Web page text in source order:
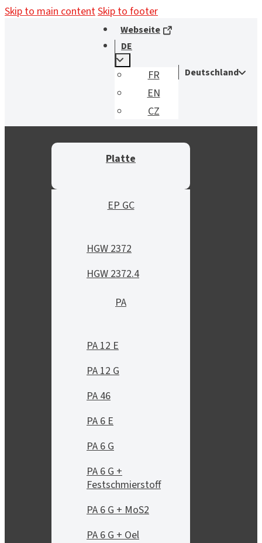
Skip to main contentSkip to footer
Webseite
DE
FR
EN
CZ
Deutschland
Platte
EP GC
HGW 2372
HGW 2372.4
PA
PA 12 E
PA 12 G
PA 46
PA 6 E
PA 6 G
PA 6 G +
Festschmierstoff
PA 6 G + MoS2
PA 6 G + Oel